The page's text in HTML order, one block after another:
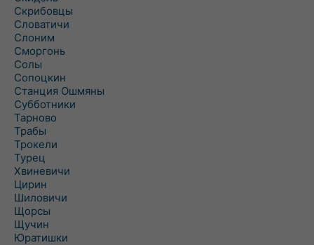
Скрибовцы
Словатичи
Слоним
Сморгонь
Солы
Сопоцкин
Станция Ошмяны
Субботники
Тарново
Трабы
Трокели
Турец
Хвиневичи
Цирин
Шиловичи
Щорсы
Щучин
Юратишки